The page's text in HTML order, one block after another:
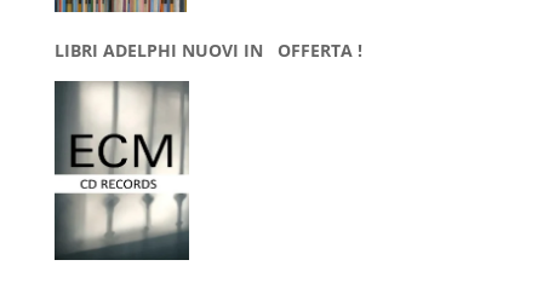
LIBRI ADELPHI NUOVI IN OFFERTA !